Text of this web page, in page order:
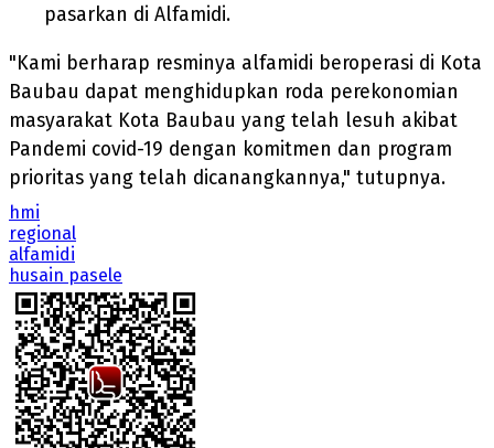
pasarkan di Alfamidi.
"Kami berharap resminya alfamidi beroperasi di Kota
Baubau dapat menghidupkan roda perekonomian
masyarakat Kota Baubau yang telah lesuh akibat
Pandemi covid-19 dengan komitmen dan program
prioritas yang telah dicanangkannya," tutupnya.
hmi
regional
alfamidi
husain pasele